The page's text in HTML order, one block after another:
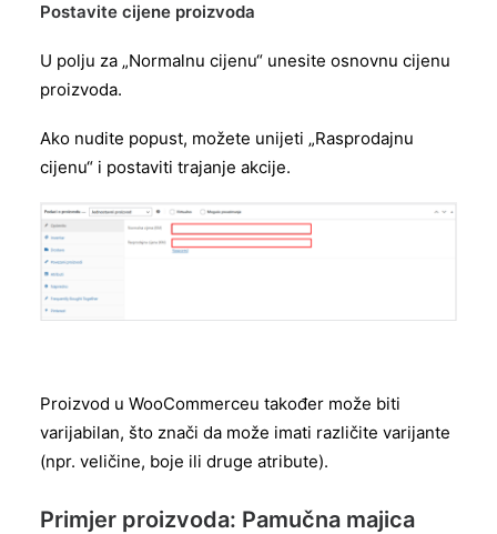
Postavite cijene proizvoda
U polju za „Normalnu cijenu“ unesite osnovnu cijenu
proizvoda.
Ako nudite popust, možete unijeti „Rasprodajnu
cijenu“ i postaviti trajanje akcije.
Proizvod u WooCommerceu također može biti
varijabilan, što znači da može imati različite varijante
(npr. veličine, boje ili druge atribute).
Primjer proizvoda: Pamučna majica